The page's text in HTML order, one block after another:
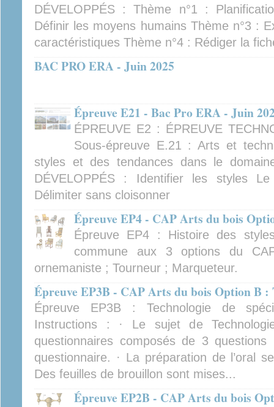
DÉVELOPPÉS : Thème n°1 :
Définir les moyens humains Thème n°3 :
caractéristiques Thème n°4 : Rédiger la
BAC PRO ERA - Juin 2025
Épreuve E21 - Bac Pro ERA - Juin
ÉPREUVE E2 : ÉPREUVE
Sous-épreuve E.21 : Arts et
styles et des tendances dans le
DÉVELOPPÉS : Identifier les styles
Délimiter sans cloisonner
Épreuve EP4 - CAP Arts du bois
Épreuve EP4 : Histoire des
commune aux 3 options du
ornemaniste ; Tourneur ; Marqueteur.
Épreuve EP3B - CAP Arts du bois Option B
Épreuve EP3B : Technologie de
Instructions : · Le sujet de
questionnaires composés de 3
questionnaire. · La préparation de l’oral
Des feuilles de brouillon sont mises...
Épreuve EP2B - CAP Arts du bois